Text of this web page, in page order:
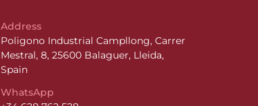
Address
Poligono Industrial Campllong, Carrer
Mestral, 8, 25600 Balaguer, Lleida,
Spain
WhatsApp